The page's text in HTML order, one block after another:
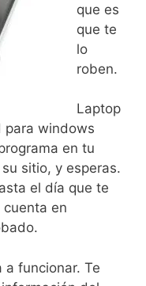
que es
que te
lo
roben.
Laptop
para windows
en tu
sitio, y esperas.
el día que te
en
a funcionar. Te